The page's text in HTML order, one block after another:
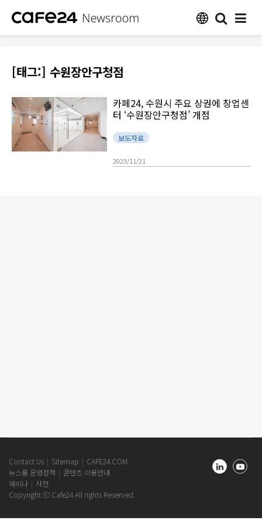
[태그:] 수원장안구청점
카페24, 수원시 주요 상권에 창업센
터 ‘수원장안구청점’ 개점
보도자료
2023/11/21
Cafe24
Newsroom
Footer
Contact Us Sitemap
CAFE24.COM
뉴스룸 운영정책
콘텐츠 이용안내
웨비나
사전
Copyright ⓒ Cafe24 All rights Reserved.